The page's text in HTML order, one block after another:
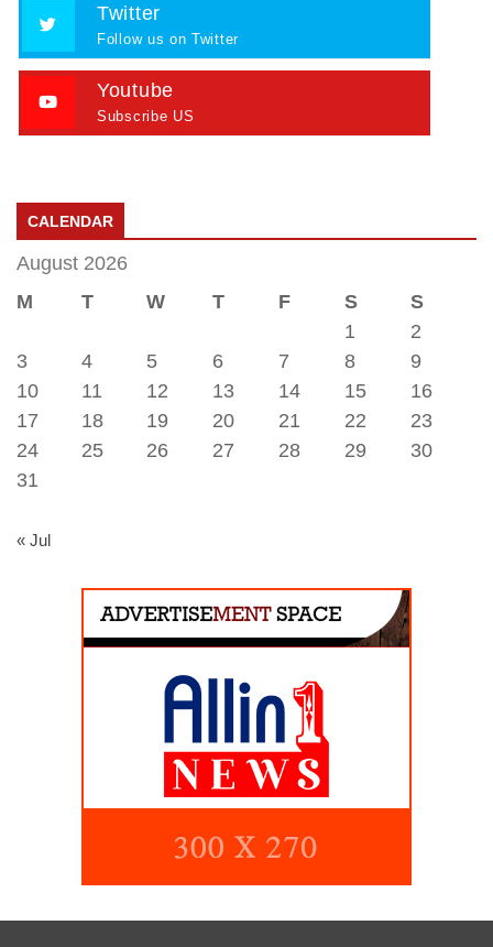
Twitter
Follow us on Twitter
Youtube
Subscribe US
CALENDAR
August 2026
M
T W T F S
S
1
2
3
4 5 6 7 8
9
10
11 12 13 14 15
16
17
18 19 20 21 22
23
24
25 26 27 28 29
30
31
« Jul